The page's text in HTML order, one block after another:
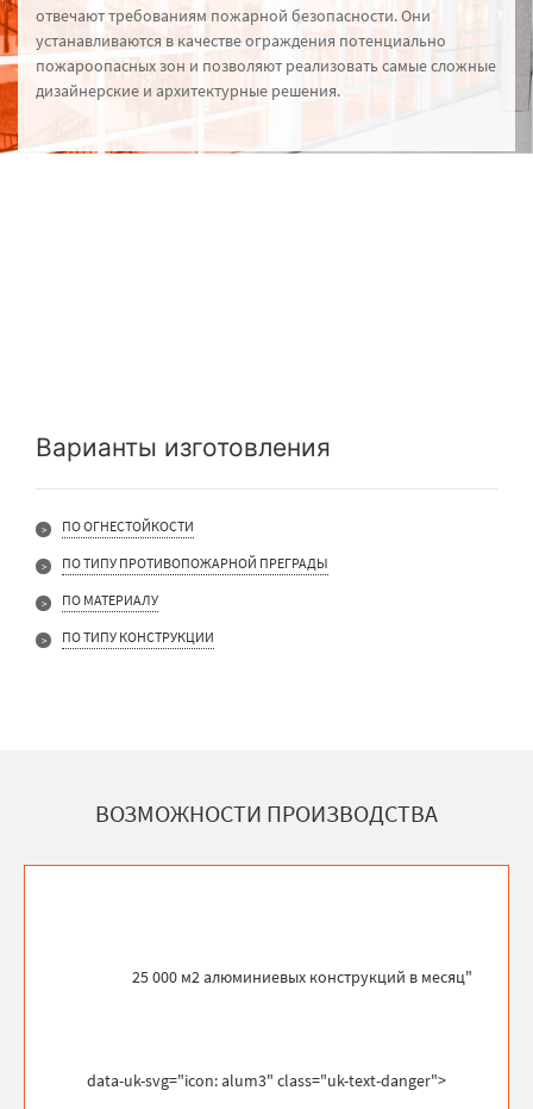
отвечают требованиям пожарной безопасности. Они
устанавливаются в качестве ограждения потенциально
пожароопасных зон и позволяют реализовать самые сложные
дизайнерские и архитектурные решения.
Варианты изготовления
ПО ОГНЕСТОЙКОСТИ
ПО ТИПУ ПРОТИВОПОЖАРНОЙ ПРЕГРАДЫ
ПО МАТЕРИАЛУ
ПО ТИПУ КОНСТРУКЦИИ
ВОЗМОЖНОСТИ ПРОИЗВОДСТВА
25 000 м2 алюминиевых конструкций в месяц"
data-uk-svg="icon: alum3" class="uk-text-danger">